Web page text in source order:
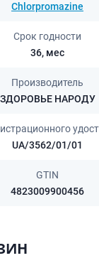
Chlorpromazine
Срок годности
36, мес
Производитель
ЗДОРОВЬЕ НАРОДУ
UA/3562/01/01
GTIN
4823009900456